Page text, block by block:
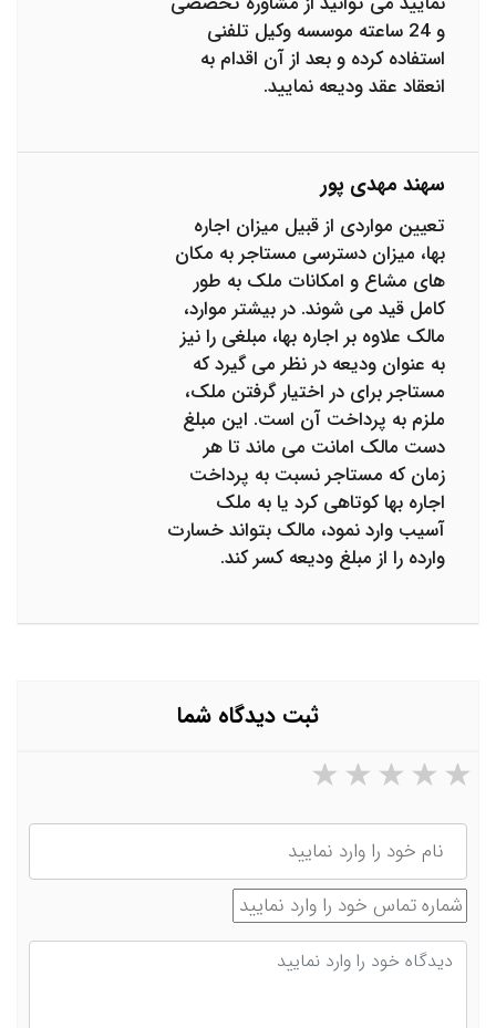
و 24 ساعته موسسه وکیل تلفنی
استفاده کرده و بعد از آن اقدام به
انعقاد عقد ودیعه نمایید.
سهند مهدی پور
تعیین مواردی از قبیل میزان اجاره
بها، میزان دسترسی مستاجر به مکان
های مشاع و امکانات ملک به طور
کامل قید می شوند. در بیشتر موارد،
مالک علاوه بر اجاره بها، مبلغی را نیز
به عنوان ودیعه در نظر می گیرد که
مستاجر برای در اختیار گرفتن ملک،
ملزم به پرداخت آن است. این مبلغ
دست مالک امانت می ماند تا هر
زمان که مستاجر نسبت به پرداخت
اجاره بها کوتاهی کرد یا به ملک
آسیب وارد نمود، مالک بتواند خسارت
وارده را از مبلغ ودیعه کسر کند.
ثبت دیدگاه شما
۵ ستاره از ۵ ۴ ستاره از ۵ ۳ ستاره از ۵ ۲ ستاره از ۵
نام
شماره تماس
دیدگاه